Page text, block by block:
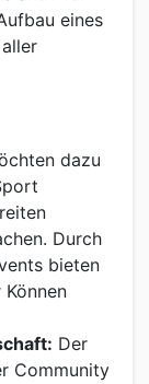
eines
dazu
Durch
bieten
Der
Community